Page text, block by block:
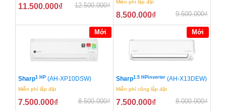
11.500.000₫ 12.500.000₫ Miễn phí lắp đặt
8.500.000₫ 9.500.000₫
Mới
Sharp1 HP (AH-XP10DSW)
Miễn phí lắp đặt
7.500.000₫ 8.500.000₫
Mới
Sharp1.5 HPinverter (AH-X13DEW)
Miễn phí công lắp đặt
7.500.000₫ 8.000.000₫